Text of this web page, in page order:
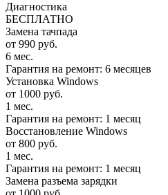
Диагностика
БЕСПЛАТНО
Замена тачпада
от 990 руб.
6 мес.
Гарантия на ремонт: 6 месяцев
Установка Windows
от 1000 руб.
1 мес.
Гарантия на ремонт: 1 месяц
Восстановление Windows
от 800 руб.
1 мес.
Гарантия на ремонт: 1 месяц
Замена разъема зарядки